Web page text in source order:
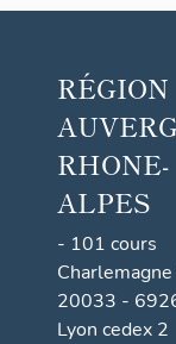
RÉGION
RHONE-
ALPES
- 101 cours
Charlemagne
20033 -
Lyon cedex 2